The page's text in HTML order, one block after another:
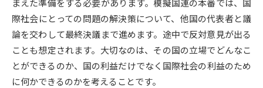
オープンキャンパスなどを調べる
オープンキャンパス検索 実施プログラムから探す
来場型・Web型イベント特集 夢ナビライブ
まえた準備をする必要があります。模擬国連の本番では、国
際社会にとっての問題の解決策について、他国の代表者と議
論を交わして最終決議まで進めます。途中で反対意見が出る
ことも想定されます。大切なのは、その国の立場でどんなこ
とができるのか、国の利益だけでなく国際社会の利益のため
に何かできるのかを考えることです。